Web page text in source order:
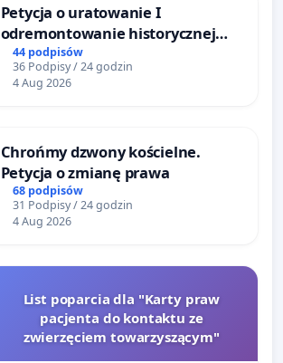
Petycja o uratowanie I
odremontowanie historycznej
Lokomotywy sm42-914
44 podpisów
36 Podpisy / 24 godzin
4 Aug 2026
Chrońmy dzwony kościelne.
Petycja o zmianę prawa
68 podpisów
31 Podpisy / 24 godzin
4 Aug 2026
List poparcia dla "Karty praw
pacjenta do kontaktu ze
zwierzęciem towarzyszącym"